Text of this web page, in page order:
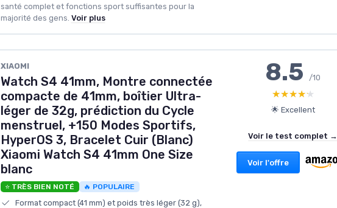
santé complet et fonctions sport suffisantes pour la
majorité des gens. Voir plus
XIAOMI
Watch S4 41mm, Montre connectée
compacte de 41mm, boîtier Ultra-
léger de 32g, prédiction du Cycle
menstruel, +150 Modes Sportifs,
HyperOS 3, Bracelet Cuir (Blanc)
Xiaomi Watch S4 41mm One Size
blanc
⭐ TRÈS BIEN NOTÉ 🔥 POPULAIRE
Format compact (41 mm) et poids très léger (32 g),
8.5/10
★★★★★
★★★★★
🌟 Excellent
Voir le test complet →
Voir l'offre